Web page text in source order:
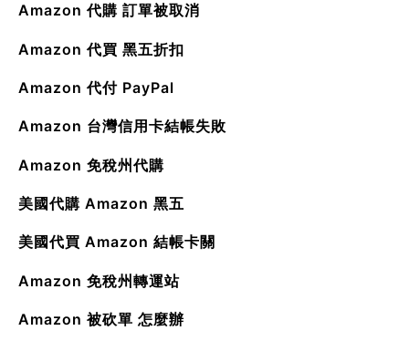
Amazon 代購 訂單被取消
Amazon 代買 黑五折扣
Amazon 代付 PayPal
Amazon 台灣信用卡結帳失敗
Amazon 免稅州代購
美國代購 Amazon 黑五
美國代買 Amazon 結帳卡關
Amazon 免稅州轉運站
Amazon 被砍單 怎麼辦